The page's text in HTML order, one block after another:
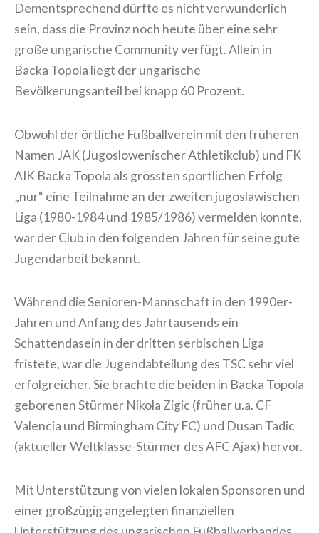
Dementsprechend dürfte es nicht verwunderlich
sein, dass die Provinz noch heute über eine sehr
große ungarische Community verfügt. Allein in
Backa Topola liegt der ungarische
Bevölkerungsanteil bei knapp 60 Prozent.
Obwohl der örtliche Fußballverein mit den früheren
Namen JAK (Jugoslowenischer Athletikclub) und FK
AIK Backa Topola als grössten sportlichen Erfolg
„nur“ eine Teilnahme an der zweiten jugoslawischen
Liga (1980-1984 und 1985/1986) vermelden konnte,
war der Club in den folgenden Jahren für seine gute
Jugendarbeit bekannt.
Während die Senioren-Mannschaft in den 1990er-
Jahren und Anfang des Jahrtausends ein
Schattendasein in der dritten serbischen Liga
fristete, war die Jugendabteilung des TSC sehr viel
erfolgreicher. Sie brachte die beiden in Backa Topola
geborenen Stürmer Nikola Zigic (früher u.a. CF
Valencia und Birmingham City FC) und Dusan Tadic
(aktueller Weltklasse-Stürmer des AFC Ajax) hervor.
Mit Unterstützung von vielen lokalen Sponsoren und
einer großzügig angelegten finanziellen